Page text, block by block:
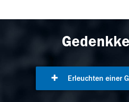
Erleuchten einer